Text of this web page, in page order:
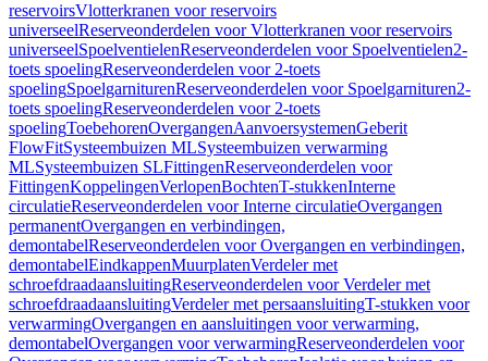
reservoirsVlotterkranen voor reservoirs
universeelReserveonderdelen voor Vlotterkranen voor reservoirs
universeelSpoelventielenReserveonderdelen voor Spoelventielen2-
toets spoelingReserveonderdelen voor 2-toets
spoelingSpoelgarniturenReserveonderdelen voor Spoelgarnituren2-
toets spoelingReserveonderdelen voor 2-toets
spoelingToebehorenOvergangenAanvoersystemenGeberit
FlowFitSysteembuizen MLSysteembuizen verwarming
MLSysteembuizen SLFittingenReserveonderdelen voor
FittingenKoppelingenVerlopenBochtenT-stukkenInterne
circulatieReserveonderdelen voor Interne circulatieOvergangen
permanentOvergangen en verbindingen,
demontabelReserveonderdelen voor Overgangen en verbindingen,
demontabelEindkappenMuurplatenVerdeler met
schroefdraadaansluitingReserveonderdelen voor Verdeler met
schroefdraadaansluitingVerdeler met persaansluitingT-stukken voor
verwarmingOvergangen en aansluitingen voor verwarming,
demontabelOvergangen voor verwarmingReserveonderdelen voor